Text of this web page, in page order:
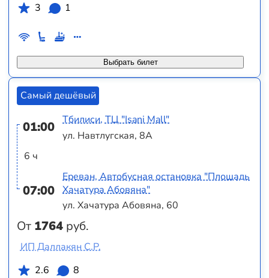
Выбрать билет
3
1
Самый дешёвый
01:00
6 ч
07:00
От 1764 руб.
Тбилиси, ТЦ "Isani Mall"
ул. Навтлугская, 8А
Ереван, Автобусная остановка "Площадь
Хачатура Абовяна"
ул. Хачатура Абовяна, 60
ИП Даллакян С.Р.
2.6
8